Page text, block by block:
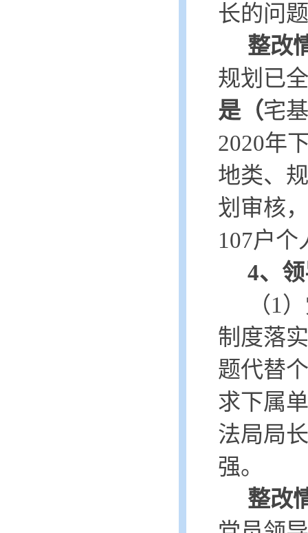
长的问
整改
规划已
是（宅
2020年
地类、
划审核
107户
4、
（1）
制度落
题代替
求下属
法局局
强。
整改